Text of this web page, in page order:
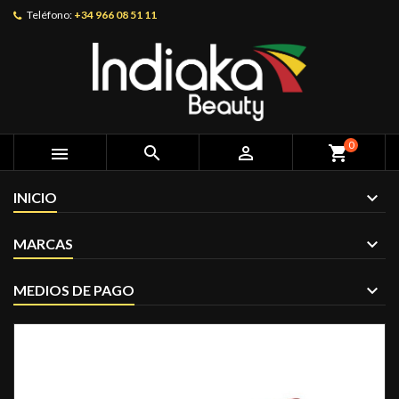
Teléfono: +34 966 08 51 11
   shopping_cart0
INICIO
MARCAS
MEDIOS DE PAGO